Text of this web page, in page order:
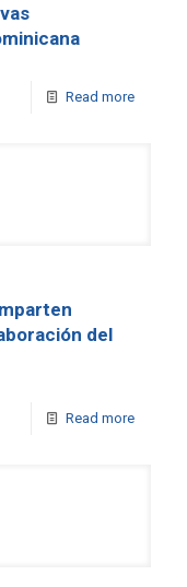
Read more
del
Read more